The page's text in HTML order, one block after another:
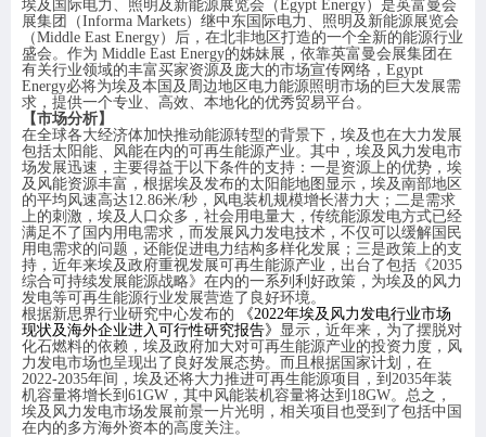
埃及国际电力、照明及新能源展览会（Egypt Energy）是英富曼会
展集团（Informa Markets）继中东国际电力、照明及新能源展览会
（Middle East Energy）后，在北非地区打造的一个全新的能源行业
盛会。作为 Middle East Energy的姊妹展，依靠英富曼会展集团在
有关行业领域的丰富买家资源及庞大的市场宣传网络，Egypt
Energy必将为埃及本国及周边地区电力能源照明市场的巨大发展需
求，提供一个专业、高效、本地化的优秀贸易平台。
【市场分析】
在全球各大经济体加快推动能源转型的背景下，埃及也在大力发展
包括太阳能、风能在内的可再生能源产业。其中，埃及风力发电市
场发展迅速，主要得益于以下条件的支持：一是资源上的优势，埃
及风能资源丰富，根据埃及发布的太阳能地图显示，埃及南部地区
的平均风速高达12.86米/秒，风电装机规模增长潜力大；二是需求
上的刺激，埃及人口众多，社会用电量大，传统能源发电方式已经
满足不了国内用电需求，而发展风力发电技术，不仅可以缓解国民
用电需求的问题，还能促进电力结构多样化发展；三是政策上的支
持，近年来埃及政府重视发展可再生能源产业，出台了包括《2035
综合可持续发展能源战略》在内的一系列利好政策，为埃及的风力
发电等可再生能源行业发展营造了良好环境。
根据新思界行业研究中心发布的 《2022年埃及风力发电行业市场
现状及海外企业进入可行性研究报告》 显示，近年来，为了摆脱对
化石燃料的依赖，埃及政府加大对可再生能源产业的投资力度，风
力发电市场也呈现出了良好发展态势。而且根据国家计划，在
2022-2035年间，埃及还将大力推进可再生能源项目，到2035年装
机容量将增长到61GW，其中风能装机容量将达到18GW。总之，
埃及风力发电市场发展前景一片光明，相关项目也受到了包括中国
在内的多方海外资本的高度关注。